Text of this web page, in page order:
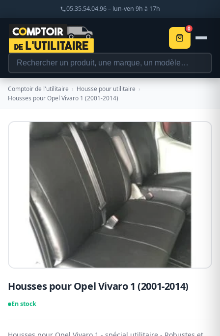
05.35.54.04.96 – lun-ven 9h à 17h
0
Comptoir de l'utilitaire › Housse pour utilitaire ›
Housses pour Opel Vivaro 1 (2001-2014)
Housses pour Opel Vivaro 1 (2001-2014)
En stock